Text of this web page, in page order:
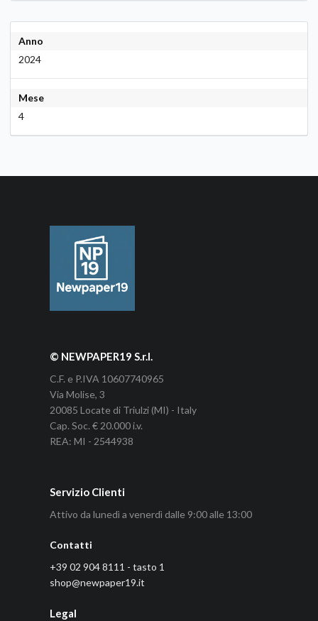
Anno
2024
Mese
4
© NEWPAPER19 S.r.l.
C.F. e P.IVA 10607740965
Via Molise, 3
20085 Locate di Triulzi (MI) - Italy
Cap. Soc. € 20.000 i.v.
REA: MI - 2544938
Servizio Clienti
Attivo da lunedì a venerdì dalle 9:00 alle 13:00
Contatti
+39 02 904 8111 - tasto 1
shop@newpaper19.it
Legal